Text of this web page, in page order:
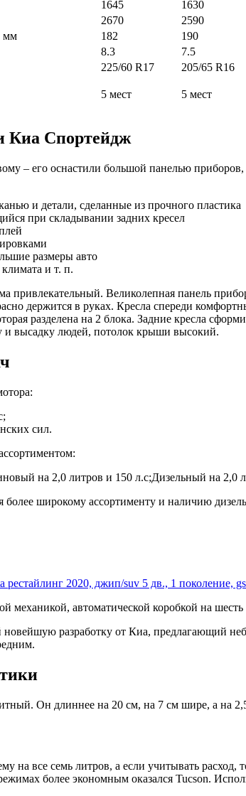
1645
1630
2670
2590
мм
182
190
8.3
7.5
225/60 R17 205/65 R16
5 мест 5 мест
Киа Спортейдж
– его оснастили большой панелью
и детали, сделанные из прочного пластика
при складывании задних кресел
размеры авто
и т. п.
привлекательный. Великолепная панель
держится в руках. Кресла спереди
разделена на 2 блока. Задние кресла
и высадку людей, потолок крыши высокий.
сил.
на 2,0 литров и 150 л.с;Дизельный на 2,0
более широкому ассортименту и наличию
рестайлинг 2020, джип/suv 5 дв., 1 поколение,
механикой, автоматической коробкой на
новейшую разработку от Киа, предлагающий
Он длиннее на 20 см, на 7 см шире, а на
на все семь литров, а если учитывать
более экономным оказался Tucson.